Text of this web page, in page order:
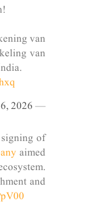
van
van
— Narendra Modi (@narendramodi)
2026
of
aimed
and